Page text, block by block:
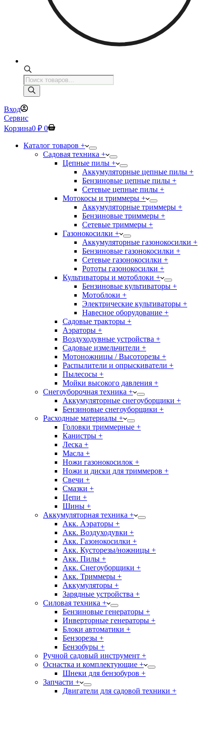
Поиск
товаров
Вход
Сервис
Корзина0 ₽ 0
Каталог товаров +
Садовая техника +
Цепные пилы +
Аккумуляторные цепные пилы +
Бензиновые цепные пилы +
Сетевые цепные пилы +
Мотокосы и триммеры +
Аккумуляторные триммеры +
Бензиновые триммеры +
Сетевые триммеры +
Газонокосилки +
Аккумуляторные газонокосилки +
Бензиновые газонокосилки +
Сетевые газонокосилки +
Рототы газонокосилки +
Культиваторы и мотоблоки +
Бензиновые культиваторы +
Мотоблоки +
Электрические культиваторы +
Навесное оборудование +
Садовые тракторы +
Аэраторы +
Воздуходувные устройства +
Садовые измельчители +
Мотоножницы / Высоторезы +
Распылители и опрыскиватели +
Пылесосы +
Мойки высокого давления +
Снегоуборочная техника +
Аккумуляторные снегоуборщики +
Бензиновые снегоуборщики +
Расходные материалы +
Головки триммерные +
Канистры +
Леска +
Масла +
Ножи газонокосилок +
Ножи и диски для триммеров +
Свечи +
Смазки +
Цепи +
Шины +
Аккумуляторная техника +
Акк. Аэраторы +
Акк. Воздуходувки +
Акк. Газонокосилки +
Акк. Кусторезы/ножницы +
Акк. Пилы +
Акк. Снегоуборщики +
Акк. Триммеры +
Аккумуляторы +
Зарядные устройства +
Силовая техника +
Бензиновые генераторы +
Инверторные генераторы +
Блоки автоматики +
Бензорезы +
Бензобуры +
Ручной садовый инструмент +
Оснастка и комплектующие +
Шнеки для бензобуров +
Запчасти +
Двигатели для садовой техники +